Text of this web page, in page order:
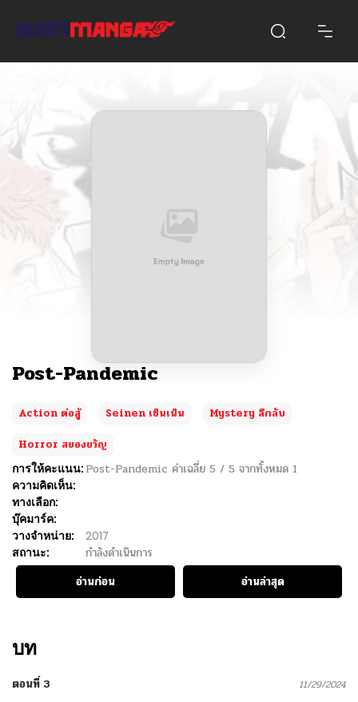
Post-Pandemic
Action ต่อสู้ Seinen เซ็นเน็น
Mystery ลึกลับ
Horror สยองขวัญ
การให้คะแนน: Post-Pandemic ค่าเฉลี่ย 5 / 5 จากทั้งหมด 1
ความคิดเห็น:
ทางเลือก:
บุ๊คมาร์ค:
วางจำหน่าย:
2017
สถานะ:
กำลังดำเนินการ
อ่านก่อน
อ่านล่าสุด
บท
ตอนที่ 3 11/29/2024